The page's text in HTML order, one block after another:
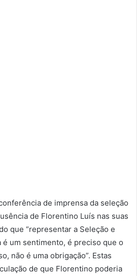
de imprensa da seleção
de Florentino Luís nas suas
que “representar a Seleção e
é um sentimento, é preciso que o
não é uma obrigação”. Estas
de que Florentino poderia